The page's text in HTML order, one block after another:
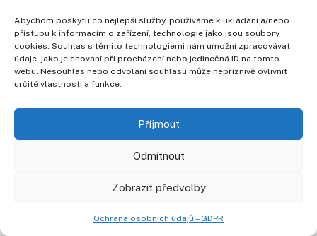
Abychom poskytli co nejlepší služby, používáme k ukládání a/nebo
přístupu k informacím o zařízení, technologie jako jsou soubory
cookies. Souhlas s těmito technologiemi nám umožní zpracovávat
údaje, jako je chování při procházení nebo jedinečná ID na tomto
webu. Nesouhlas nebo odvolání souhlasu může nepříznivě ovlivnit
určité vlastnosti a funkce.
Příjmout
Odmítnout
Zobrazit předvolby
Ochrana osobních údajů – GDPR